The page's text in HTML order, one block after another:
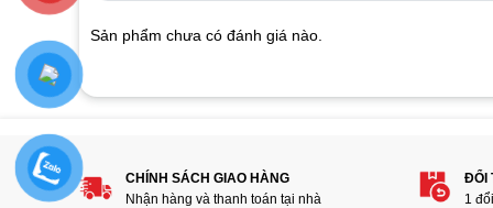
customer
ratings
Sản phẩm chưa có đánh giá nào.
Hãy là người đánh giá đầu tiên cho sản
Đánh giá của bạn
CHÍNH SÁCH GIAO HÀNG
Nhận hàng và thanh toán tại nhà
ĐỔI
1